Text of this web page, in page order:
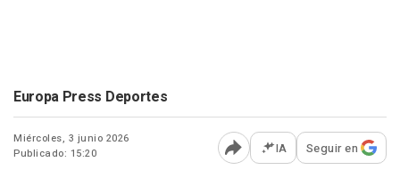
Europa Press Deportes
Miércoles, 3 junio 2026
Publicado: 15:20
Abrir opciones para
IA Seguir en